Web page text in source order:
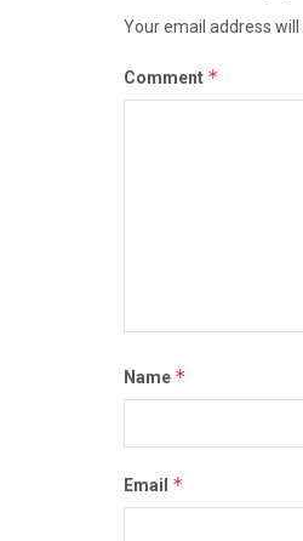
Your email address
Comment *
Name *
Email *